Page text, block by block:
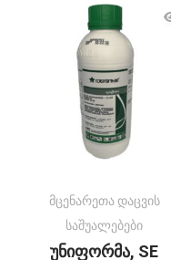
მრავალი
ვარიანტი.
შეიძლება
შეირჩეს
მცენარეთა დაცვის
საშუალებები
უნიფორმა, SE